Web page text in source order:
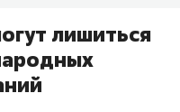
лишиться